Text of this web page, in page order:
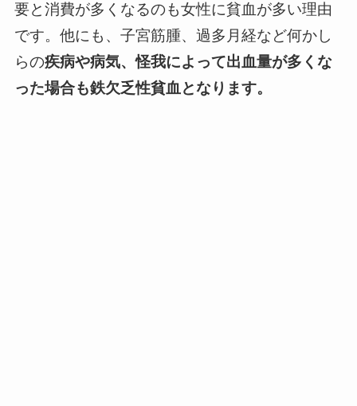
要と消費が多くなるのも女性に貧血が多い理由
です。他にも、子宮筋腫、過多月経など何かし
らの疾病や病気、怪我によって出血量が多くな
った場合も鉄欠乏性貧血となります。